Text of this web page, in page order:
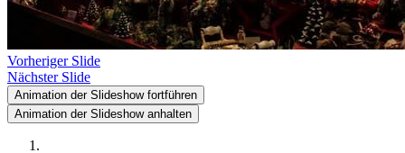
Vorheriger Slide
Nächster Slide
Animation der Slideshow fortführen
Animation der Slideshow anhalten